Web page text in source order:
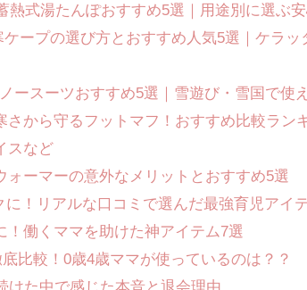
熱式湯たんぽおすすめ5選｜用途別に選ぶ
ケープの選び方とおすすめ人気5選｜ケラッ
ースーツおすすめ5選｜雪遊び・雪国で使
から守るフットマフ！おすすめ比較ラン
スなど
ーマーの意外なメリットとおすすめ5選
に！リアルな口コミで選んだ最強育児アイ
！働くママを助けた神アイテム7選
比較！0歳4歳ママが使っているのは？？